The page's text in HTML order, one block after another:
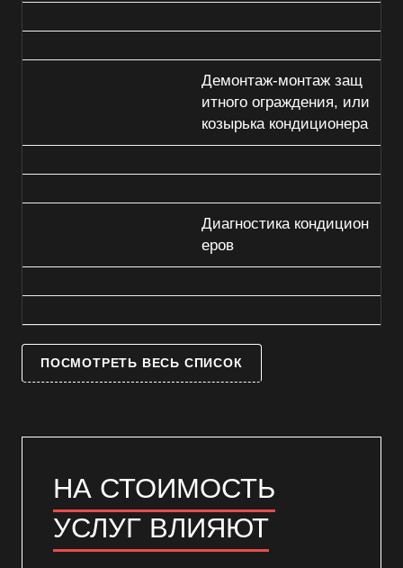
Демонтаж-монтаж защ
итного ограждения, или
козырька кондиционера
Диагностика кондицион
еров
ПОСМОТРЕТЬ ВЕСЬ СПИСОК
НА СТОИМОСТЬ
УСЛУГ ВЛИЯЮТ